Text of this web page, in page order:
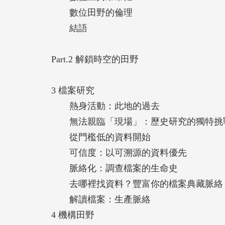
《田野敲敲門》集結了不同人社領域的專
精神，並納入過去被忽略的檔案、機構研
突破性的田野教科書。——林浩立（清華大
田野在哪裡？什麼叫做「做田野」？《田
的田野世界。——洪廣冀（臺灣大學地理環
《田野敲敲門2》以設計思考與創新為核心
題的既定框架。執行好的設計研究，一直
Design A ction社會設計平台創辦人）
《田野敲敲門2》職人進階版，一樣佛系的
山下海、時空穿越，無處不觀察，日日都
授）
數位田野的倫理
結語
Part.2 解鎖時空的田野
3 檔案研究
熱身活動：此地的過去
無法親臨「現場」：歷史研究的獨特挑
從門檻低的資料開始
可信度：以可溯源的資料優先
脈絡化：調查檔案的生命史
去哪裡找資料？豐富你的檔案典藏脈絡
解讀檔案：生產脈絡
4 機構田野